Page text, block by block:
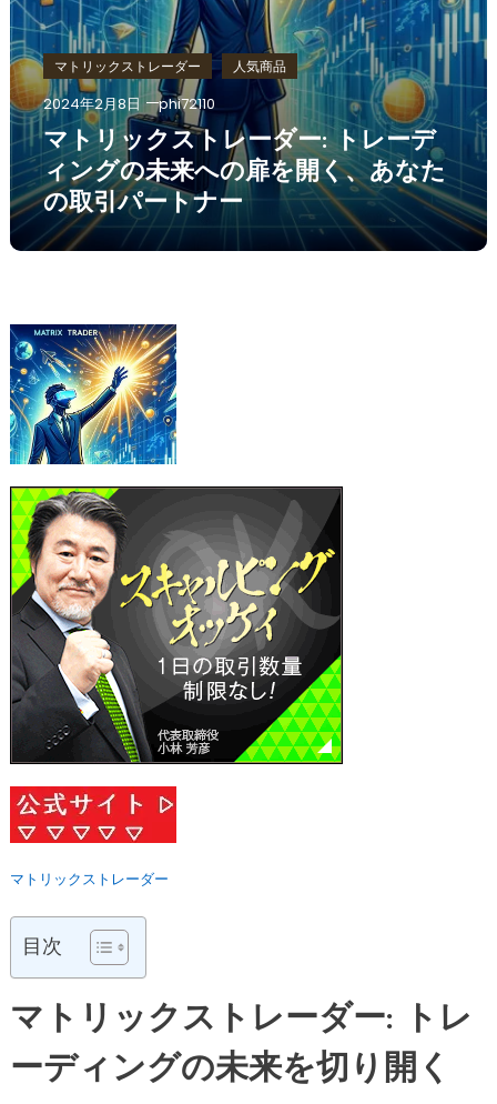
マトリックストレーダー 人気商品
2024年2月8日 phi72110
マトリックストレーダー: トレーデ
ィングの未来への扉を開く、あなた
の取引パートナー
マトリックストレーダー
目次
マトリックストレーダー: トレ
ーディングの未来を切り開く